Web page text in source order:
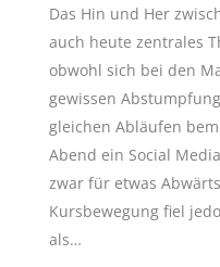
Das Hin und Her
auch heute zentrales
obwohl sich bei den
gewissen
gleichen Abläufen
Abend ein Social
zwar für etwas
Kursbewegung fiel
als…